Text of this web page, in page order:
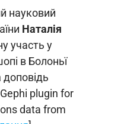
науковий
Наталія
участь у
в Болоньї
доповідь
plugin for
data from